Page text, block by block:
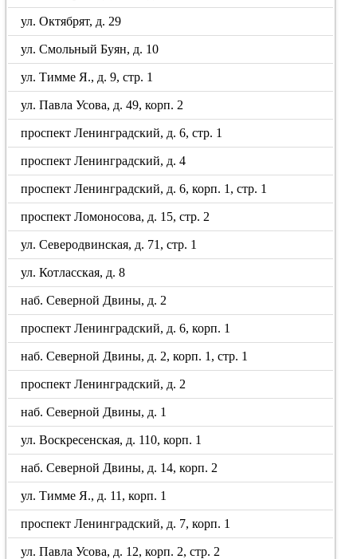
ул. Октябрят, д. 29
ул. Смольный Буян, д. 10
ул. Тимме Я., д. 9, стр. 1
ул. Павла Усова, д. 49, корп. 2
проспект Ленинградский, д. 6, стр. 1
проспект Ленинградский, д. 4
проспект Ленинградский, д. 6, корп. 1, стр. 1
проспект Ломоносова, д. 15, стр. 2
ул. Северодвинская, д. 71, стр. 1
ул. Котласская, д. 8
наб. Северной Двины, д. 2
проспект Ленинградский, д. 6, корп. 1
наб. Северной Двины, д. 2, корп. 1, стр. 1
проспект Ленинградский, д. 2
наб. Северной Двины, д. 1
ул. Воскресенская, д. 110, корп. 1
наб. Северной Двины, д. 14, корп. 2
ул. Тимме Я., д. 11, корп. 1
проспект Ленинградский, д. 7, корп. 1
ул. Павла Усова, д. 12, корп. 2, стр. 2